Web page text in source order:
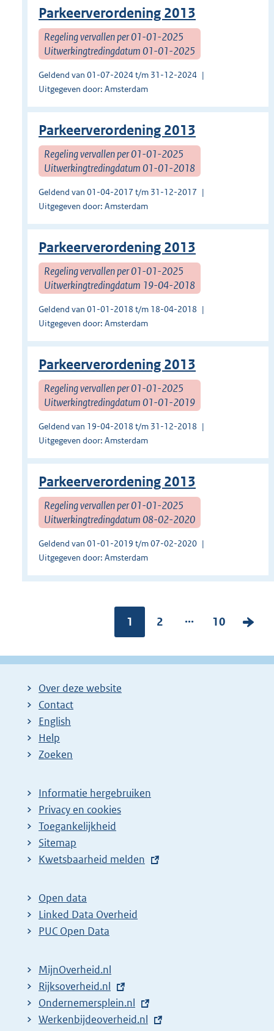
Parkeerverordening 2013
Regeling vervallen per 01-01-2025
Uitwerkingtredingdatum 01-01-2025
Geldend van 01-07-2024 t/m 31-12-2024
Uitgegeven door: Amsterdam
Parkeerverordening 2013
Regeling vervallen per 01-01-2025
Uitwerkingtredingdatum 01-01-2018
Geldend van 01-04-2017 t/m 31-12-2017
Uitgegeven door: Amsterdam
Parkeerverordening 2013
Regeling vervallen per 01-01-2025
Uitwerkingtredingdatum 19-04-2018
Geldend van 01-01-2018 t/m 18-04-2018
Uitgegeven door: Amsterdam
Parkeerverordening 2013
Regeling vervallen per 01-01-2025
Uitwerkingtredingdatum 01-01-2019
Geldend van 19-04-2018 t/m 31-12-2018
Uitgegeven door: Amsterdam
Parkeerverordening 2013
Regeling vervallen per 01-01-2025
Uitwerkingtredingdatum 08-02-2020
Geldend van 01-01-2019 t/m 07-02-2020
Uitgegeven door: Amsterdam
Pagina:
1
P
g
2 ...
P
g
10
V
l
Over deze website
Contact
English
Help
Zoeken
Informatie hergebruiken
Privacy en cookies
Toegankelijkheid
Sitemap
E
t
e
r
l
i
n
k
Kwetsbaarheid melden
Open data
Linked Data Overheid
PUC Open Data
MijnOverheid.nl
E
x
t
Rijksoverheid.nl
E
x
Ondernemersplein.nl
E
Werkenbijdeoverheid.nl